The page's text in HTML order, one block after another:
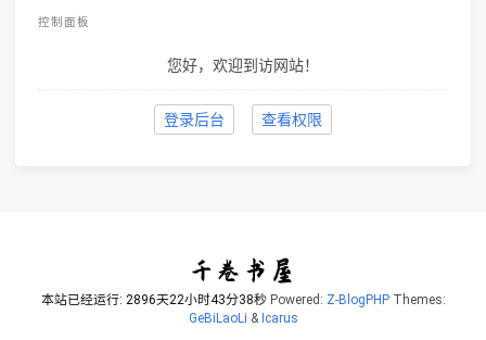
控制面板
您好，欢迎到访网站！
登录后台 查看权限
本站已经运行: 2896天22小时43分38秒Powered: Z-BlogPHPThemes:
GeBiLaoLi & Icarus